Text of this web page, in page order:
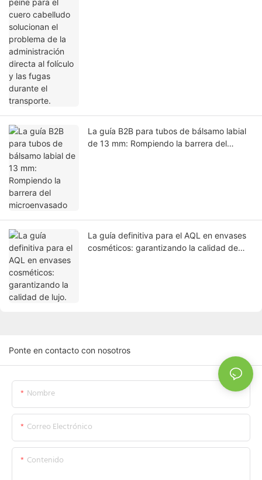
La guía B2B para tubos de bálsamo labial
de 13 mm: Rompiendo la barrera del
La guía definitiva para el AQL en envases
cosméticos: garantizando la calidad de
Ponte en contacto con nosotros
Nombre
Correo Electrónico
Contenido